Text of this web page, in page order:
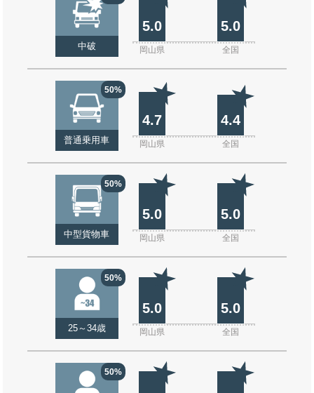
中破
5.0 5.0
岡山県 全国
50%
普通乗用車
4.7 4.4
岡山県 全国
50%
中型貨物車
5.0 5.0
岡山県 全国
50%
25～34歳
5.0 5.0
岡山県 全国
50%